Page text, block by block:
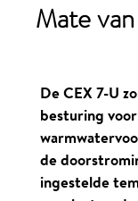
Mate van
DeCEX 7-U
besturing
de
ingestelde